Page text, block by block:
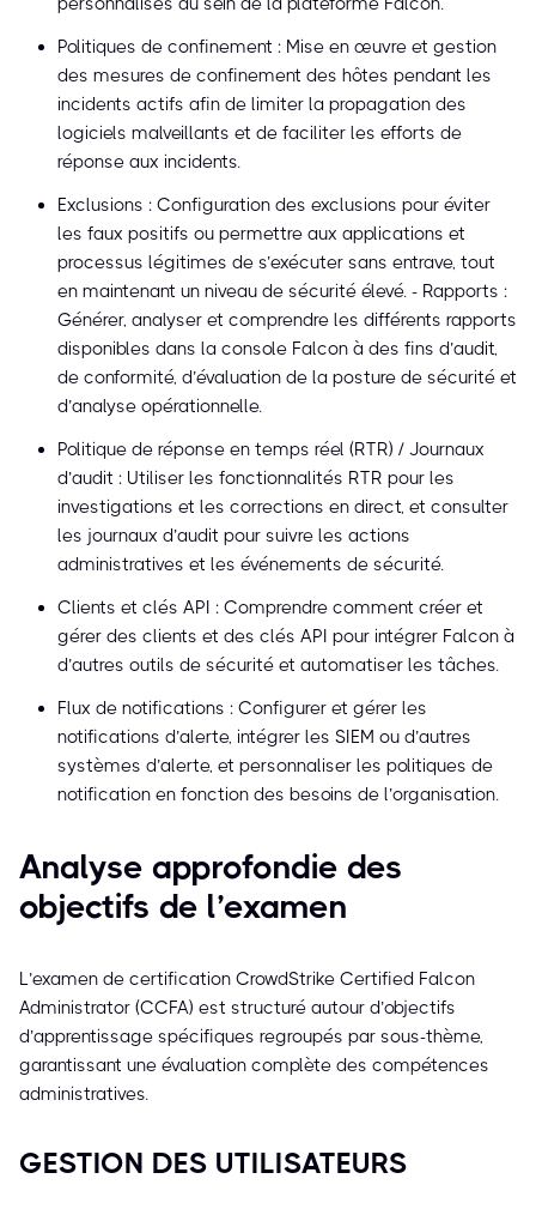
Politiques de confinement : Mise en œuvre et gestion
des mesures de confinement des hôtes pendant les
incidents actifs afin de limiter la propagation des
logiciels malveillants et de faciliter les efforts de
réponse aux incidents.
Exclusions : Configuration des exclusions pour éviter
les faux positifs ou permettre aux applications et
processus légitimes de s’exécuter sans entrave, tout
en maintenant un niveau de sécurité élevé. - Rapports :
Générer, analyser et comprendre les différents rapports
disponibles dans la console Falcon à des fins d’audit,
de conformité, d’évaluation de la posture de sécurité et
d’analyse opérationnelle.
Politique de réponse en temps réel (RTR) / Journaux
d’audit : Utiliser les fonctionnalités RTR pour les
investigations et les corrections en direct, et consulter
les journaux d’audit pour suivre les actions
administratives et les événements de sécurité.
Clients et clés API : Comprendre comment créer et
gérer des clients et des clés API pour intégrer Falcon à
d’autres outils de sécurité et automatiser les tâches.
Flux de notifications : Configurer et gérer les
notifications d’alerte, intégrer les SIEM ou d’autres
systèmes d’alerte, et personnaliser les politiques de
notification en fonction des besoins de l’organisation.
Analyse approfondie des
objectifs de l’examen
L’examen de certification CrowdStrike Certified Falcon
Administrator (CCFA) est structuré autour d’objectifs
d’apprentissage spécifiques regroupés par sous-thème,
garantissant une évaluation complète des compétences
administratives.
GESTION DES UTILISATEURS